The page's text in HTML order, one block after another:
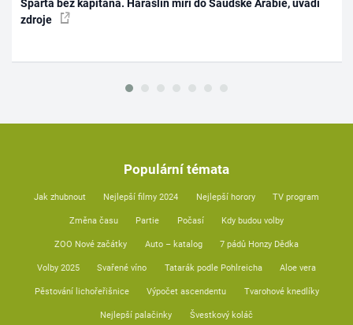
Sparta bez kapitána. Haraslín míří do Saúdské Arábie, uvádí
zdroje
Populární témata
Jak zhubnout Nejlepší filmy 2024 Nejlepší horory TV program
Změna času Partie Počasí Kdy budou volby
ZOO Nové začátky Auto – katalog 7 pádů Honzy Dědka
Volby 2025 Svařené víno Tatarák podle Pohlreicha Aloe vera
Pěstování lichořeřišnice Výpočet ascendentu Tvarohové knedlíky
Nejlepší palačinky Švestkový koláč